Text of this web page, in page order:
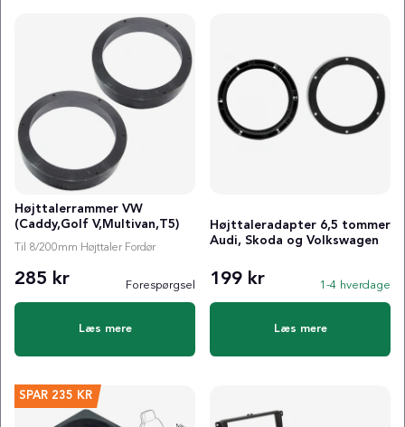
Højttalerrammer VW
(Caddy,Golf V,Multivan,T5)
Til 8/200mm Højttaler Fordør
285 kr Forespørgsel
Læs mere
Højttaleradapter 6,5 tommer
Audi, Skoda og Volkswagen
199 kr 1-4 hverdage
Læs mere
SPAR 235 KR